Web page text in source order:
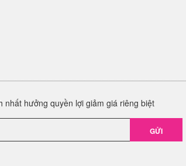
nhất hưởng quyền lợi giảm giá riêng biệt
GỬI